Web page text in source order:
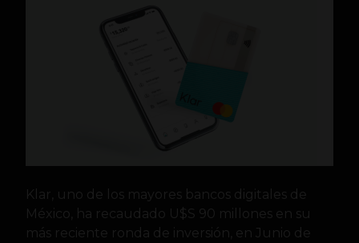
Klar, uno de los mayores bancos digitales de
México, ha recaudado U$S 90 millones en su
más reciente ronda de inversión, en Junio de